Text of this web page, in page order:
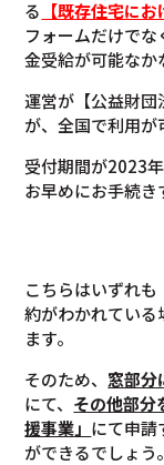
る 【既存住宅に
フォームだけで
金受給が可能なか
運営が【公益財団
が、全国で利用が
受付期間が2023
お早めにお手続き
こちらはいずれ
約がわかれている
ます。
そのため、 窓部分
にて、 その他部分
援事業」 にて申請
ができるでしょう。